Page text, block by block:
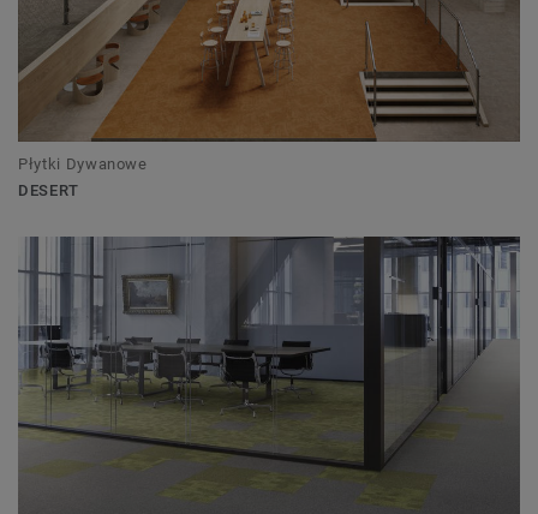
Płytki Dywanowe
DESERT